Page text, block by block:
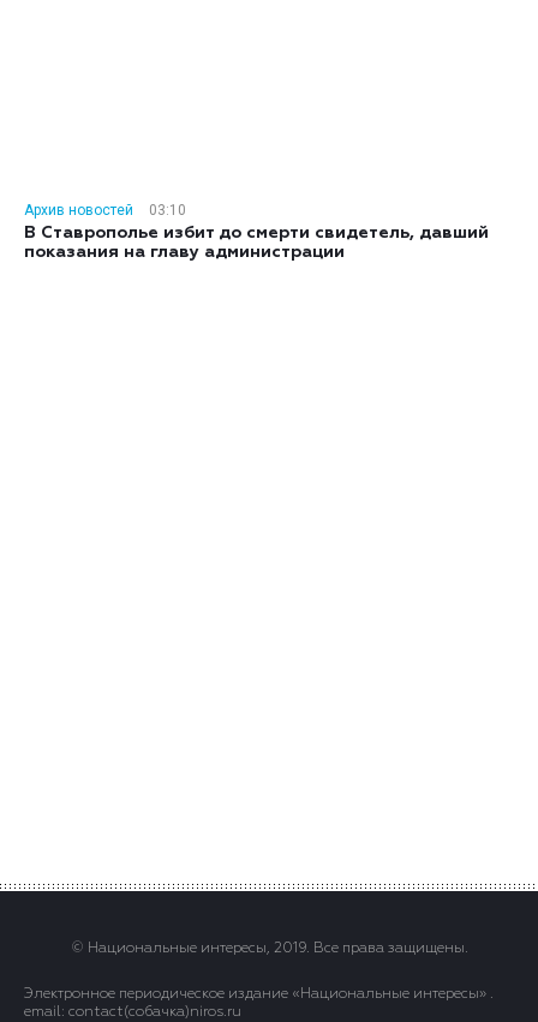
Архив новостей
03:10
В Ставрополье избит до смерти свидетель, давший
показания на главу администрации
© Национальные интересы, 2019. Все права защищены.
Электронное периодическое издание «Национальные интересы» .
email: contact(сoбaчка)niros.ru